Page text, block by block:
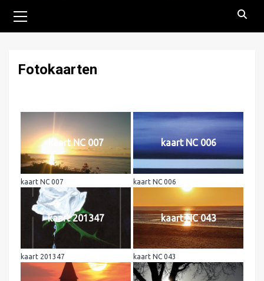
menu
Fotokaarten
kaart NC 007
kaart NC 007
kaart NC 006
kaart NC 006
kaart 201347
kaart 201347
kaart NC 043
kaart NC 043